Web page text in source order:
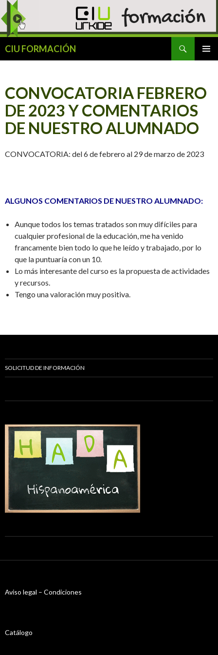
CIU FORMACIÓN
CONVOCATORIA FEBRERO
DE 2023 Y COMENTARIOS
DE NUESTRO ALUMNADO
CONVOCATORIA: del 6 de febrero al 29 de marzo de 2023
ALGUNOS COMENTARIOS DE NUESTRO ALUMNADO:
Aunque todos los temas tratados son muy difíciles para
cualquier profesional de la educación, me ha venido
francamente bien todo lo que he leído y trabajado, por lo
que la puntuaría con un 10.
Lo más interesante del curso es la propuesta de actividades
y recursos.
Tengo una valoración muy positiva.
SOLICITUD DE INFORMACIÓN
Aviso legal – Condiciones
Catálogo